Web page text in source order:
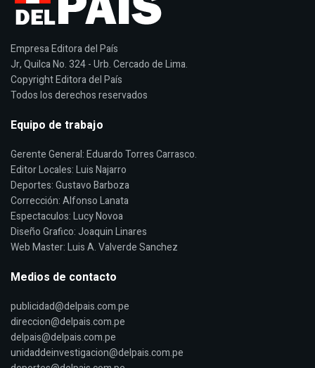
Empresa Editora del País
Jr, Quilca No. 324 - Urb. Cercado de Lima.
Copyright Editora del País
Todos los derechos reservados
Equipo de trabajo
Gerente General: Eduardo Torres Carrasco.
Editor Locales: Luis Najarro
Deportes: Gustavo Barboza
Corrección: Alfonso Lanata
Espectaculos: Lucy Novoa
Diseño Grafico: Joaquin Linares
Web Master: Luis A. Valverde Sanchez
Medios de contacto
publicidad@delpais.com.pe
direccion@delpais.com.pe
delpais@delpais.com.pe
unidaddeinvestigacion@delpais.com.pe